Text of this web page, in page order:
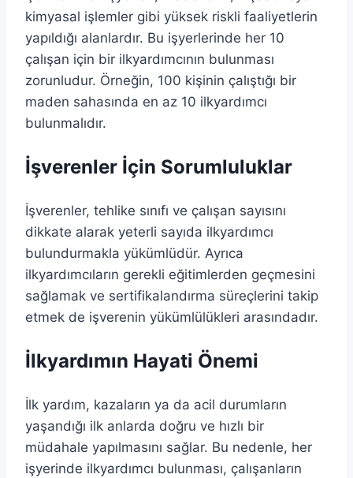
kimyasal işlemler gibi yüksek riskli faaliyetlerin
yapıldığı alanlardır. Bu işyerlerinde her 10
çalışan için bir ilkyardımcının bulunması
zorunludur. Örneğin, 100 kişinin çalıştığı bir
maden sahasında en az 10 ilkyardımcı
bulunmalıdır.
İşverenler İçin Sorumluluklar
İşverenler, tehlike sınıfı ve çalışan sayısını
dikkate alarak yeterli sayıda ilkyardımcı
bulundurmakla yükümlüdür. Ayrıca
ilkyardımcıların gerekli eğitimlerden geçmesini
sağlamak ve sertifikalandırma süreçlerini takip
etmek de işverenin yükümlülükleri arasındadır.
İlkyardımın Hayati Önemi
İlk yardım, kazaların ya da acil durumların
yaşandığı ilk anlarda doğru ve hızlı bir
müdahale yapılmasını sağlar. Bu nedenle, her
işyerinde ilkyardımcı bulunması, çalışanların